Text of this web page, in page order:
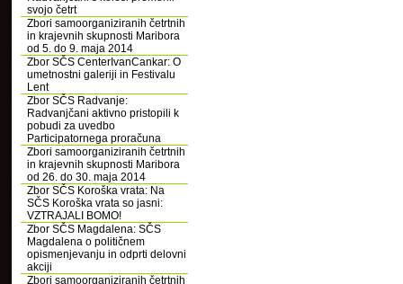
svojo četrt
Zbori samoorganiziranih četrtnih
in krajevnih skupnosti Maribora
od 5. do 9. maja 2014
Zbor SČS CenterIvanCankar: O
umetnostni galeriji in Festivalu
Lent
Zbor SČS Radvanje:
Radvanjčani aktivno pristopili k
pobudi za uvedbo
Participatornega proračuna
Zbori samoorganiziranih četrtnih
in krajevnih skupnosti Maribora
od 26. do 30. maja 2014
Zbor SČS Koroška vrata: Na
SČS Koroška vrata so jasni:
VZTRAJALI BOMO!
Zbor SČS Magdalena: SČS
Magdalena o političnem
opismenjevanju in odprti delovni
akciji
Zbori samoorganiziranih četrtnih